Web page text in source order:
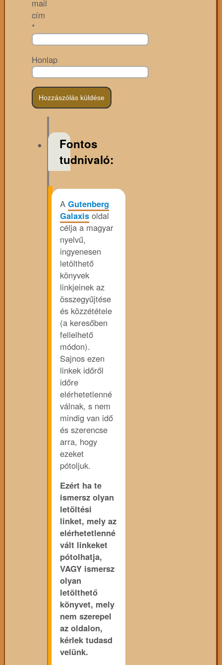
mail
cím
*
Honlap
Fontos
tudnivaló:
A Gutenberg
Galaxis oldal
célja a magyar
nyelvű,
ingyenesen
letölthető
könyvek
linkjeinek az
összegyűjtése
és közzététele
(a keresőben
fellelhető
módon).
Sajnos ezen
linkek időről
időre
elérhetetlenné
válnak, s nem
mindig van idő
és szerencse
arra, hogy
ezeket
pótoljuk.
Ezért ha te
ismersz olyan
letöltési
linket, mely az
elérhetetlenné
vált linkeket
pótolhatja,
VAGY ismersz
olyan
letölthető
könyvet, mely
nem szerepel
az oldalon,
kérlek tudasd
velünk.